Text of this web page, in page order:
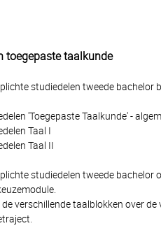
toegepaste taalkunde
studiedelen tweede bachelor
'Toegepaste Taalkunde' -
Taal I
Taal II
studiedelen tweede
verschillende taalblokken over